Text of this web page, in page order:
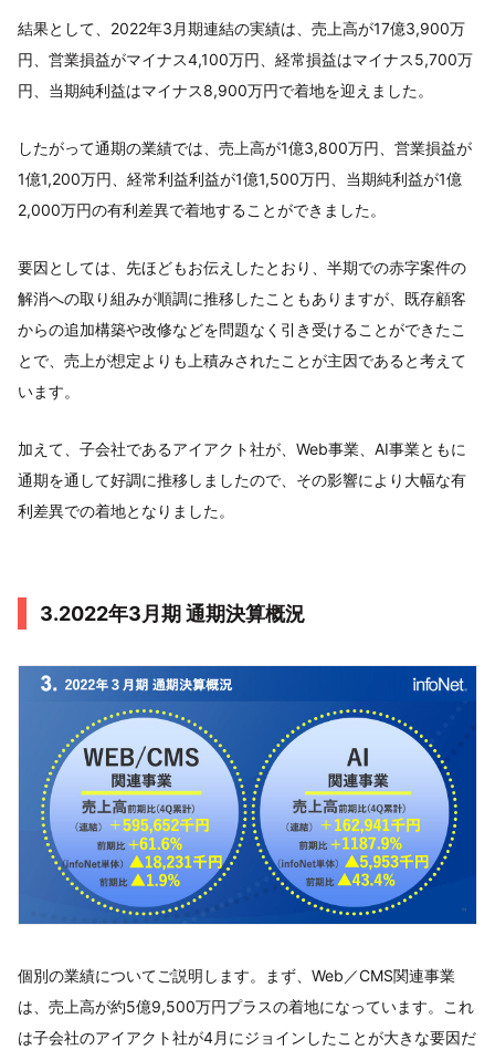
結果として、2022年3月期連結の実績は、売上高が17億3,900万
円、営業損益がマイナス4,100万円、経常損益はマイナス5,700万
円、当期純利益はマイナス8,900万円で着地を迎えました。
したがって通期の業績では、売上高が1億3,800万円、営業損益が
1億1,200万円、経常利益利益が1億1,500万円、当期純利益が1億
2,000万円の有利差異で着地することができました。
要因としては、先ほどもお伝えしたとおり、半期での赤字案件の
解消への取り組みが順調に推移したこともありますが、既存顧客
からの追加構築や改修などを問題なく引き受けることができたこ
とで、売上が想定よりも上積みされたことが主因であると考えて
います。
加えて、子会社であるアイアクト社が、Web事業、AI事業ともに
通期を通して好調に推移しましたので、その影響により大幅な有
利差異での着地となりました。
3.2022年3月期 通期決算概況
個別の業績についてご説明します。まず、Web／CMS関連事業
は、売上高が約5億9,500万円プラスの着地になっています。これ
は子会社のアイアクト社が4月にジョインしたことが大きな要因だ